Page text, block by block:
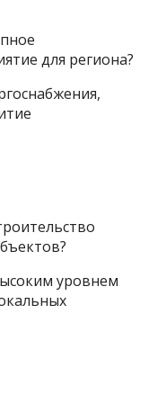
для региона?
уровнем